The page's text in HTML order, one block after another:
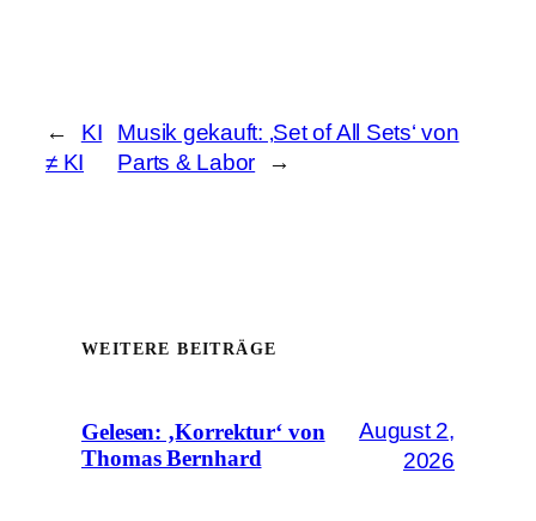
←
KI
≠ KI
Musik gekauft: ‚Set of All Sets‘ von
Parts & Labor
→
WEITERE BEITRÄGE
Gelesen: ‚Korrektur‘ von
Thomas Bernhard
August 2,
2026